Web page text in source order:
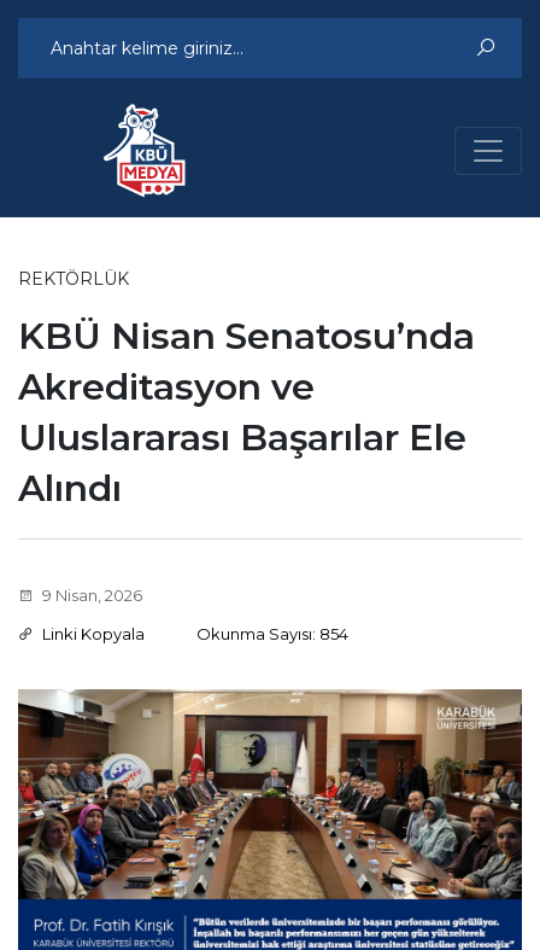
REKTÖRLÜK
KBÜ Nisan Senatosu’nda
Akreditasyon ve
Uluslararası Başarılar Ele
Alındı
9 Nisan, 2026
Linki Kopyala
Okunma Sayısı: 854